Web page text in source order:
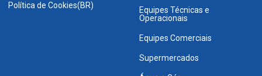
Política de Cookies(BR)
Equipes Técnicas e
Operacionais
Equipes Comerciais
Supermercados